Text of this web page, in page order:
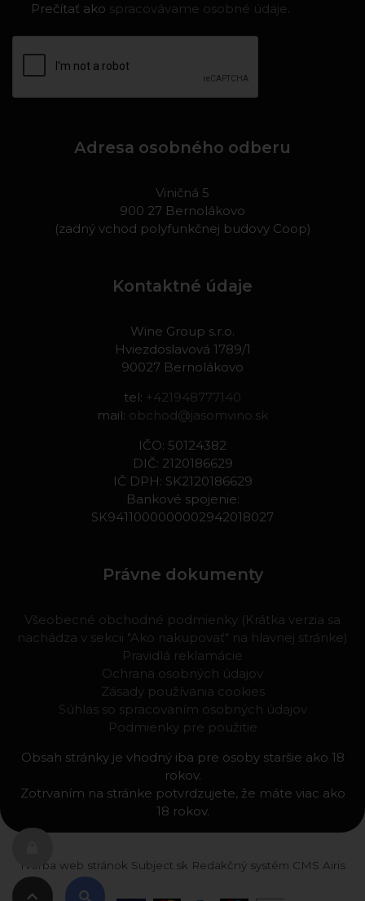
Prečítať ako spracovávame osobné údaje.
Adresa osobného odberu
Viničná 5
900 27 Bernolákovo
(zadný vchod polyfunkčnej budovy Coop)
Kontaktné údaje
Wine Group s.r.o.
Hviezdoslavová 1789/1
90027 Bernolákovo
tel: +421948777140
mail: obchod@jasomvino.sk
IČO: 50124382
DIČ: 2120186629
IČ DPH: SK2120186629
Bankové spojenie:
SK9411000000002942018027
Právne dokumenty
Všeobecné obchodné podmienky (Krátka verzia sa
nachádza v sekcii "Ako nakupovať" na hlavnej stránke)
Pravidlá reklamácie
Ochrana osobných údajov
Zásady používania cookies
Súhlas so spracovaním osobných údajov
Podmienky pre použitie
Obsah stránky je vhodný iba pre osoby staršie ako 18
rokov.
Zotrvaním na stránke potvrdzujete, že máte viac ako
18 rokov.
Tvorba web stránok Subject.sk Redakčný systém CMS Airis